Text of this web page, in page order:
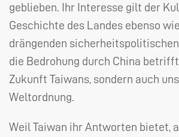
geblieben. Ihr Interesse gilt der
Geschichte des Landes ebenso
drängenden sicherheitspolitischen
die Bedrohung durch China
Zukunft Taiwans, sondern auch
Weltordnung.
Weil Taiwan ihr Antworten bietet,